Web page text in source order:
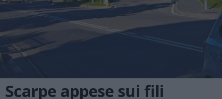
Scarpe appese sui fili